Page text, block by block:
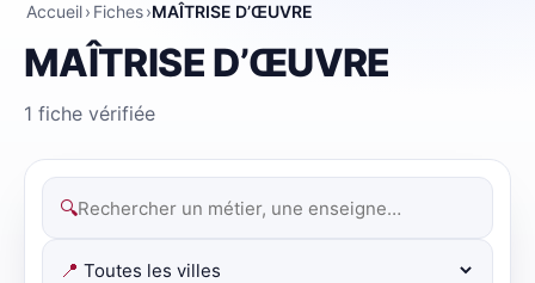
Accueil› Fiches›MAÎTRISE D’ŒUVRE
MAÎTRISE D’ŒUVRE
1 fiche vérifiée
🔍
📍